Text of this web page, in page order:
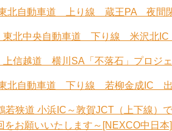
東北自動車道 上り線 蔵王PA 夜間
東北中央自動車道 下り線 米沢北
上信越道 横川SA「不落石」プロジ
東北自動車道 下り線 若柳金成IC
若狭道 小浜IC～敦賀JCT（上下線
をお願いいたします～[NEXCO中日本]